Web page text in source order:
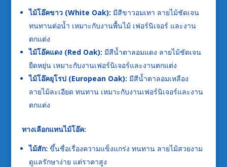
ไม้โอ๊คขาว (White Oak): มีสีขาวอมเทา ลายไม้ชัดเจน
ทนทานต่อน้ำ เหมาะกับงานพื้นไม้ เฟอร์นิเจอร์ และงาน
ตกแต่ง
ไม้โอ๊คแดง (Red Oak): มีสีน้ำตาลอมแดง ลายไม้ชัดเจน
ยืดหยุ่น เหมาะกับงานเฟอร์นิเจอร์และงานตกแต่ง
ไม้โอ๊คยุโรป (European Oak): มีสีน้ำตาลอมเหลือง
ลายไม้ละเอียด ทนทาน เหมาะกับงานเฟอร์นิเจอร์และงาน
ตกแต่ง
ทางเลือกแทนไม้โอ๊ค:
ไม้สัก: ขึ้นชื่อเรื่องความแข็งแกร่ง ทนทาน ลายไม้สวยงาม
ดูแลรักษาง่าย แต่ราคาสูง